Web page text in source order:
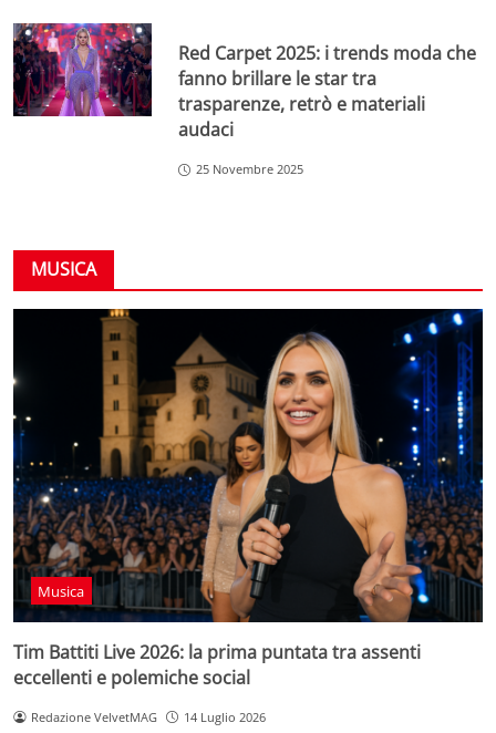
Red Carpet 2025: i trends moda che
fanno brillare le star tra
trasparenze, retrò e materiali
audaci
25 Novembre 2025
MUSICA
Musica
Tim Battiti Live 2026: la prima puntata tra assenti
eccellenti e polemiche social
Redazione VelvetMAG 14 Luglio 2026